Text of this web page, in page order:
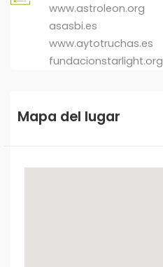
www.astroleon.org
asasbi.es
www.aytotruchas.es
fundacionstarlight.org
Mapa del lugar